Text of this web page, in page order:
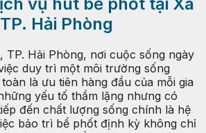
Hải Phòng
TP. Hải Phòng, nơi cuộc sống ngày
duy trì một môi trường sống
là ưu tiên hàng đầu của mỗi gia
yếu tố thầm lặng nhưng có
đến chất lượng sống chính là hệ
bảo trì bể phốt định kỳ không chỉ